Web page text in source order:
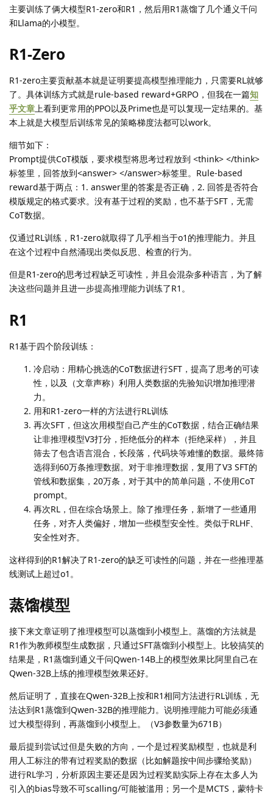
主要训练了俩大模型R1-zero和R1，然后用R1蒸馏了几个通义千问
和Llama的小模型。
R1-Zero
R1-zero主要贡献基本就是证明要提高模型推理能力，只需要RL就够
了。具体训练方式就是rule-based reward+GRPO，但我在一篇知
乎文章上看到更常用的PPO以及Prime也是可以复现一定结果的。基
本上就是大模型后训练常见的策略梯度法都可以work。
细节如下：
Prompt提供CoT模版，要求模型将思考过程放到 <think> </think>
标签里，回答放到<answer> </answer>标签里。Rule-based
reward基于两点：1. answer里的答案是否正确，2. 回答是否符合
模版规定的格式要求。没有基于过程的奖励，也不基于SFT，无需
CoT数据。
仅通过RL训练，R1-zero就取得了几乎相当于o1的推理能力。并且
在这个过程中自然涌现出类似反思、检查的行为。
但是R1-zero的思考过程缺乏可读性，并且会混杂多种语言，为了解
决这些问题并且进一步提高推理能力训练了R1。
R1
R1基于四个阶段训练：
冷启动：用精心挑选的CoT数据进行SFT，提高了思考的可读
性，以及（文章声称）利用人类数据的先验知识增加推理潜
力。
用和R1-zero一样的方法进行RL训练
再次SFT，但这次用模型自己产生的CoT数据，结合正确结果
让非推理模型V3打分，拒绝低分的样本（拒绝采样），并且
筛去了包含语言混合，长段落，代码块等难懂的数据。最终筛
选得到60万条推理数据。对于非推理数据，复用了V3 SFT的
管线和数据集，20万条，对于其中的简单问题，不使用CoT
prompt。
再次RL，但在综合场景上。除了推理任务，新增了一些通用
任务，对齐人类偏好，增加一些模型安全性。类似于RLHF、
安全性对齐。
这样得到的R1解决了R1-zero的缺乏可读性的问题，并在一些推理基
线测试上超过o1。
蒸馏模型
接下来文章证明了推理模型可以蒸馏到小模型上。蒸馏的方法就是
R1作为教师模型生成数据，只通过SFT蒸馏到小模型上。比较搞笑的
结果是，R1蒸馏到通义千问Qwen-14B上的模型效果比阿里自己在
Qwen-32B上练的推理模型效果还好。
然后证明了，直接在Qwen-32B上按和R1相同方法进行RL训练，无
法达到R1蒸馏到Qwen-32B的推理能力。说明推理能力可能必须通
过大模型得到，再蒸馏到小模型上。（V3参数量为671B）
最后提到尝试过但是失败的方向，一个是过程奖励模型，也就是利
用人工标注的带有过程奖励的数据（比如解题按中间步骤给奖励）
进行RL学习，分析原因主要还是因为过程奖励实际上存在太多人为
引入的bias导致不可scalling/可能被滥用；另一个是MCTS，蒙特卡